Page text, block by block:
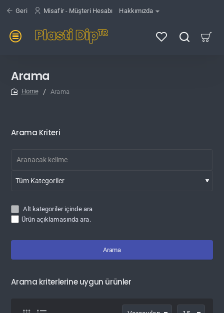
Geri Misafir - Müşteri Hesabı Hakkımızda
Arama
Arama
Arama Kriteri
Alt kategoriler içinde ara
Ürün açıklamasında ara.
Arama
Arama kriterlerine uygun ürünler